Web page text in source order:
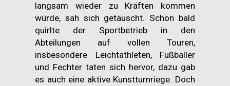
langsam wieder zu Kräften kommen
würde, sah sich getäuscht. Schon bald
quirlte der Sportbetrieb in den
Abteilungen auf vollen Touren,
insbesondere Leichtathleten, Fußballer
und Fechter taten sich hervor, dazu gab
es auch eine aktive Kunstturnriege. Doch